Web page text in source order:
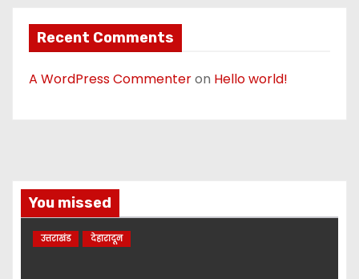
Recent Comments
A WordPress Commenteron Hello world!
You missed
उत्तराखंड देहारादून